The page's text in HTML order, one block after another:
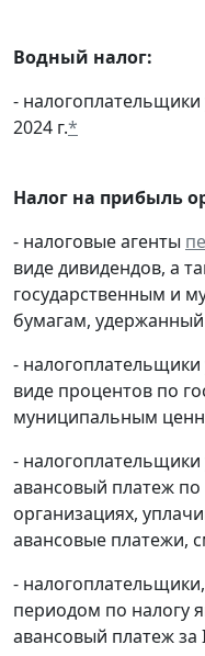
Водный налог:
- налогоплательщики
2024 г.*
Налог на прибыль
- налоговые агенты
виде дивидендов, а
государственным и
бумагам, удержанный
- налогоплательщики
виде процентов по
муниципальным
- налогоплательщики
авансовый платеж по
организациях,
авансовые платежи,
-
периодом по налогу
авансовый платеж за